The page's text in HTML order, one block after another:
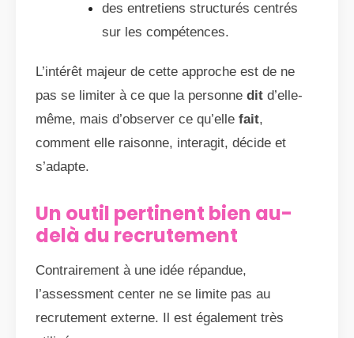
des entretiens structurés centrés
sur les compétences.
L’intérêt majeur de cette approche est de ne
pas se limiter à ce que la personne dit d’elle-
même, mais d’observer ce qu’elle fait,
comment elle raisonne, interagit, décide et
s’adapte.
Un outil pertinent bien au-
delà du recrutement
Contrairement à une idée répandue,
l’assessment center ne se limite pas au
recrutement externe. Il est également très